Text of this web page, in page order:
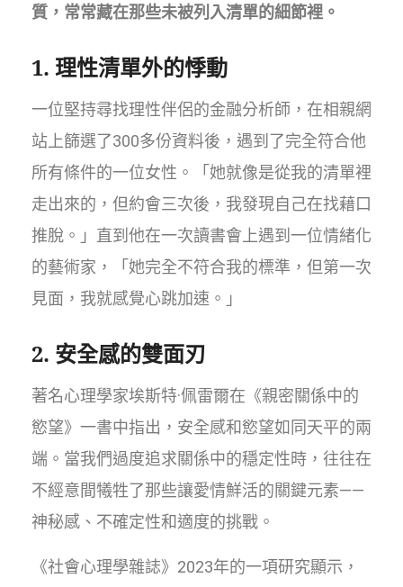
質，常常藏在那些未被列入清單的細節裡。
1. 理性清單外的悸動
一位堅持尋找理性伴侶的金融分析師，在相親網
站上篩選了300多份資料後，遇到了完全符合他
所有條件的一位女性。「她就像是從我的清單裡
走出來的，但約會三次後，我發現自己在找藉口
推脫。」直到他在一次讀書會上遇到一位情緒化
的藝術家，「她完全不符合我的標準，但第一次
見面，我就感覺心跳加速。」
2. 安全感的雙面刃
著名心理學家埃斯特·佩雷爾在《親密關係中的
慾望》一書中指出，安全感和慾望如同天平的兩
端。當我們過度追求關係中的穩定性時，往往在
不經意間犧牲了那些讓愛情鮮活的關鍵元素——
神秘感、不確定性和適度的挑戰。
《社會心理學雜誌》2023年的一項研究顯示，